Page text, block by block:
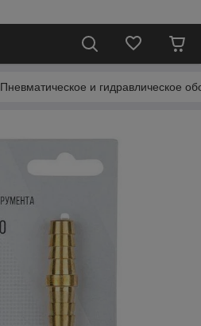
Пневматическое и гидравлическое